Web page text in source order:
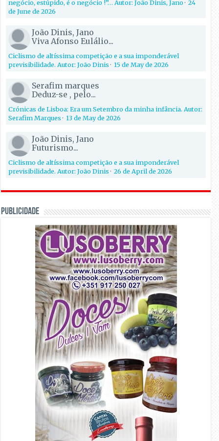
negócio, estúpido, é o negócio !”… Autor: João Dinis, Jano·24
de June de 2026
João Dinis, Jano
Viva Afonso Eulálio...
Ciclismo de altíssima competição e a sua imponderável
previsibilidade. Autor: João Dinis·15 de May de 2026
Serafim marques
Deduz-se , pelo...
Crónicas de Lisboa: Era um Setembro da minha infância. Autor:
Serafim Marques·13 de May de 2026
João Dinis, Jano
Futurismo...
Ciclismo de altíssima competição e a sua imponderável
previsibilidade. Autor: João Dinis·26 de April de 2026
PUBLICIDADE